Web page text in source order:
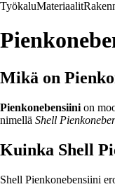
TyökaluMateriaalit
Mikä on
Pienkonebensiini on
nimellä Shell
Kuinka Shell
Shell Pienkonebensiini